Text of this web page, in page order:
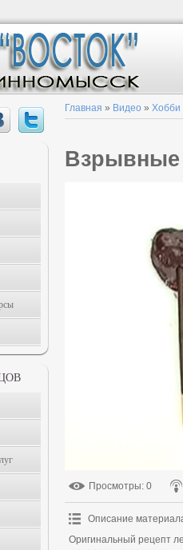
Главная » Видео » Хобби
Просмотры: 0
Описание
Оригинальный рецепт